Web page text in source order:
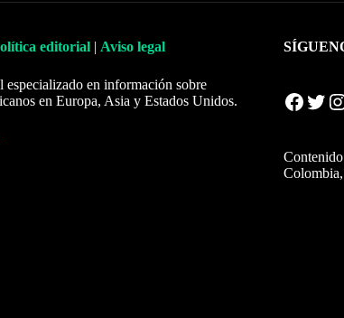
editorial | Aviso legal
especializado en información sobre
en Europa, Asia y Estados Unidos.
Facebook Twitter Instagram